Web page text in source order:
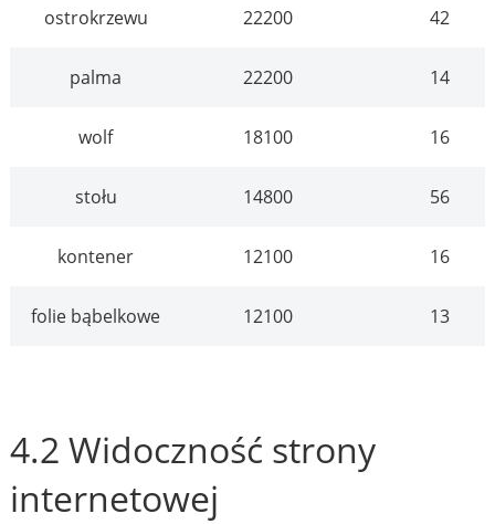
ostrokrzewu 22200 42
palma 22200 14
wolf 18100 16
stołu 14800 56
kontener 12100 16
folie bąbelkowe 12100 13
4.2 Widoczność strony
internetowej